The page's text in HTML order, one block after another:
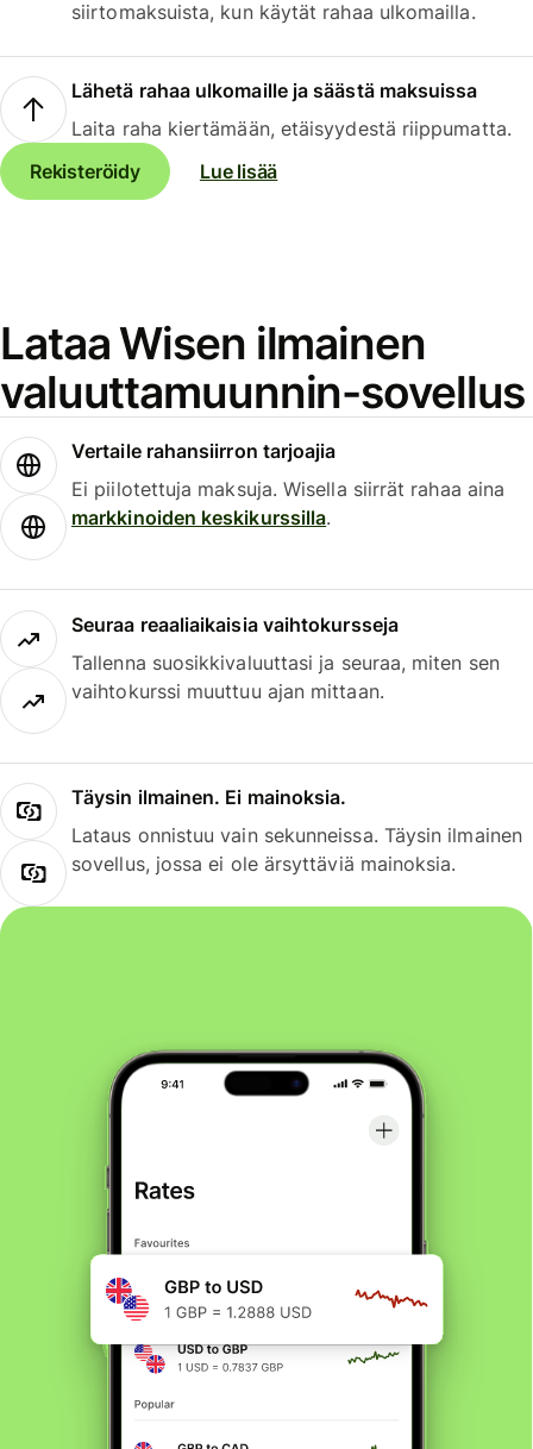
siirtomaksuista, kun käytät rahaa ulkomailla.
Lähetä rahaa ulkomaille ja säästä maksuissa
Laita raha kiertämään, etäisyydestä riippumatta.
Rekisteröidy
Lue lisää
Lataa Wisen ilmainen
valuuttamuunnin-sovellus
Vertaile rahansiirron tarjoajia
Ei piilotettuja maksuja. Wisella siirrät rahaa aina
markkinoiden keskikurssilla.
Seuraa reaaliaikaisia vaihtokursseja
Tallenna suosikkivaluuttasi ja seuraa, miten sen
vaihtokurssi muuttuu ajan mittaan.
Täysin ilmainen. Ei mainoksia.
Lataus onnistuu vain sekunneissa. Täysin ilmainen
sovellus, jossa ei ole ärsyttäviä mainoksia.